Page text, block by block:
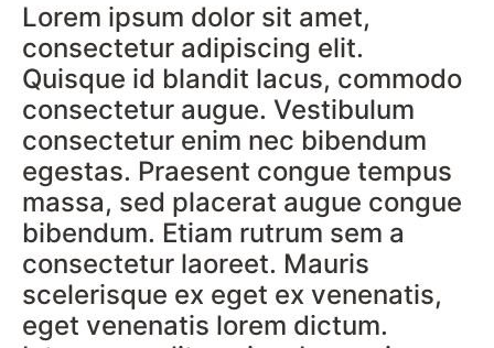
Lorem ipsum dolor sit amet,
consectetur adipiscing elit.
Quisque id blandit lacus, commodo
consectetur augue. Vestibulum
consectetur enim nec bibendum
egestas. Praesent congue tempus
massa, sed placerat augue congue
bibendum. Etiam rutrum sem a
consectetur laoreet. Mauris
scelerisque ex eget ex venenatis,
eget venenatis lorem dictum.